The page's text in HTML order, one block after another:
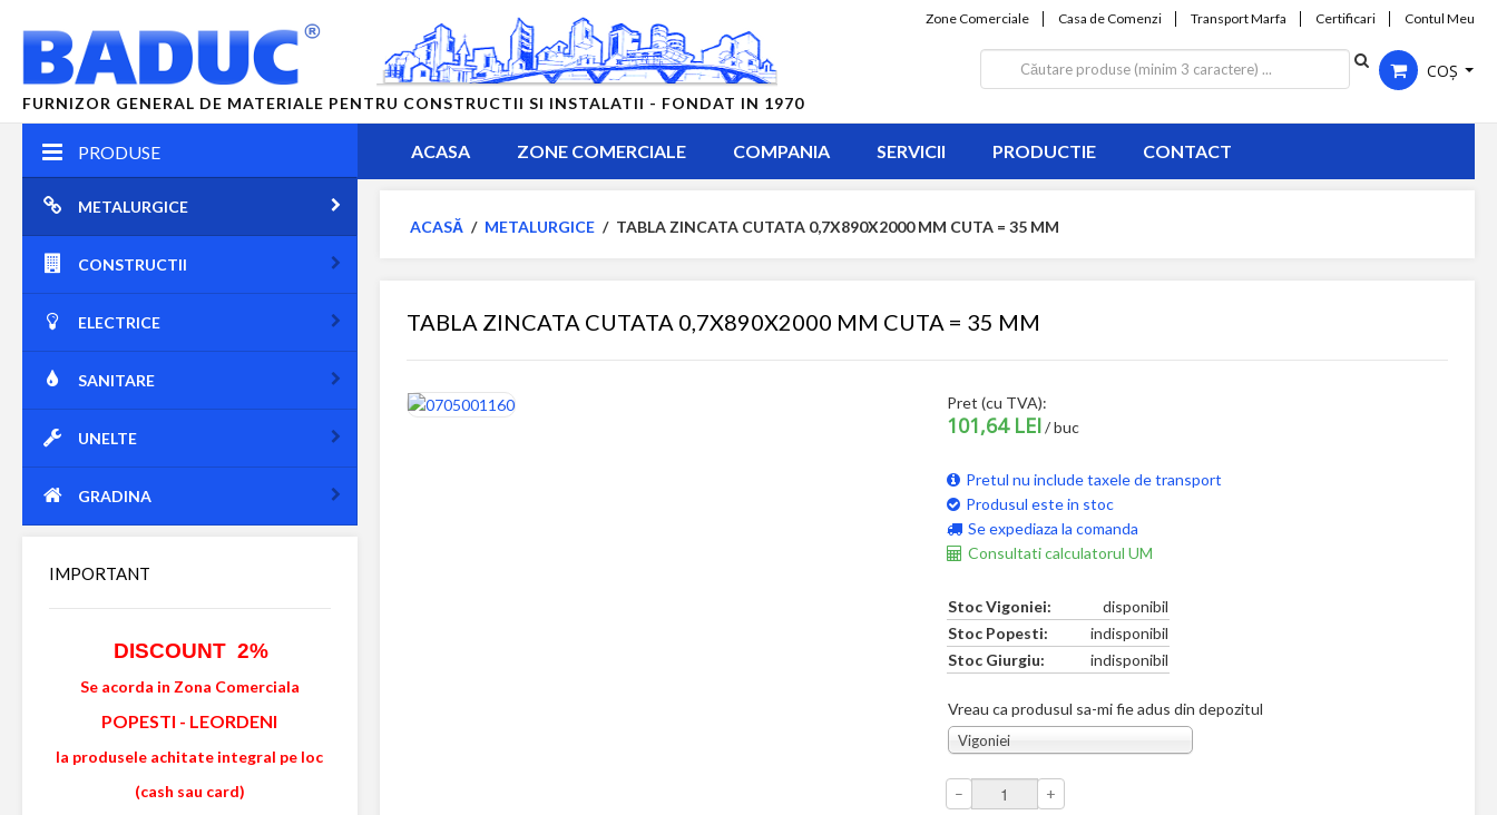
FURNIZOR GENERAL DE MATERIALE PENTRU CONSTRUCTII SI INSTALATII - FONDAT IN 1970
Zone Comerciale Casa de Comenzi Transport Marfa Certificari Contul Meu
COȘ
PRODUSE
METALURGICE
CONSTRUCTII
ELECTRICE
SANITARE
UNELTE
GRADINA
IMPORTANT
DISCOUNT 2%
Se acorda in Zona Comerciala
POPESTI - LEORDENI
la produsele achitate integral pe loc
(cash sau card)
ACASA ZONE COMERCIALE COMPANIA SERVICII PRODUCTIE CONTACT
ACASĂ / METALURGICE / TABLA ZINCATA CUTATA 0,7X890X2000 MM CUTA = 35 MM
TABLA ZINCATA CUTATA 0,7X890X2000 MM CUTA = 35 MM
Pret (cu TVA):
101,64 LEI / buc
Pretul nu include taxele de transport
Produsul este in stoc
Se expediaza la comanda
Consultati calculatorul UM
Stoc Vigoniei:
disponibil
Stoc Popesti:
indisponibil
Stoc Giurgiu:
indisponibil
Vreau ca produsul sa-mi fie adus din depozitul
Vigoniei
– +